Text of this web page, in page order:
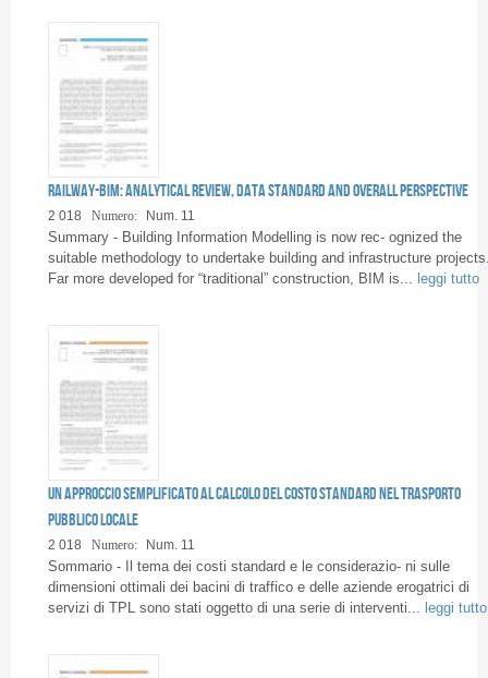
Railway-BIM: analytical review, data standard and overall perspective
2 018 Numero: Num. 11
Summary - Building Information Modelling is now rec- ognized the
suitable methodology to undertake building and infrastructure
Far more developed for “traditional” construction, BIM is... leggi tutto
Un approccio semplificato al calcolo del costo standard nel Trasporto
Pubblico Locale
2 018 Numero: Num. 11
Sommario - Il tema dei costi standard e le considerazio- ni sulle
dimensioni ottimali dei bacini di traffico e delle aziende erogatrici di
servizi di TPL sono stati oggetto di una serie di interventi... leggi tutto